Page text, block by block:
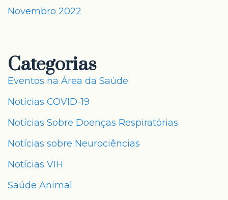
Novembro 2022
Categorias
Eventos na Área da Saúde
Notícias COVID-19
Notícias Sobre Doenças Respiratórias
Notícias sobre Neurociências
Notícias VIH
Saúde Animal